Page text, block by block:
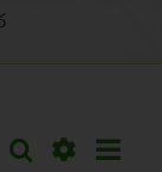
Sündmused
Otsi Nädal